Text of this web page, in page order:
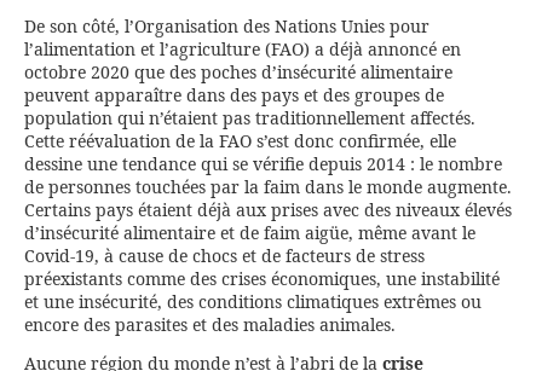
De son côté, l’Organisation des Nations Unies pour
l’alimentation et l’agriculture (FAO) a déjà annoncé en
octobre 2020 que des poches d’insécurité alimentaire
peuvent apparaître dans des pays et des groupes de
population qui n’étaient pas traditionnellement affectés.
Cette réévaluation de la FAO s’est donc confirmée, elle
dessine une tendance qui se vérifie depuis 2014 : le nombre
de personnes touchées par la faim dans le monde augmente.
Certains pays étaient déjà aux prises avec des niveaux élevés
d’insécurité alimentaire et de faim aigüe, même avant le
Covid-19, à cause de chocs et de facteurs de stress
préexistants comme des crises économiques, une instabilité
et une insécurité, des conditions climatiques extrêmes ou
encore des parasites et des maladies animales.
Aucune région du monde n’est à l’abri de la crise